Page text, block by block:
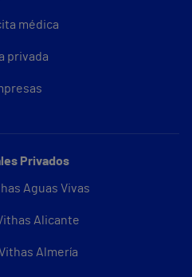
médica
privada
Privados
Aguas Vivas
Alicante
Almería